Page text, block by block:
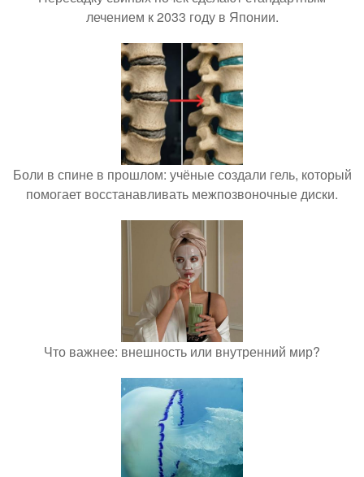
лечением к 2033 году в Японии.
Боли в спине в прошлом: учёные создали гель, который
помогает восстанавливать межпозвоночные диски.
Что важнее: внешность или внутренний мир?